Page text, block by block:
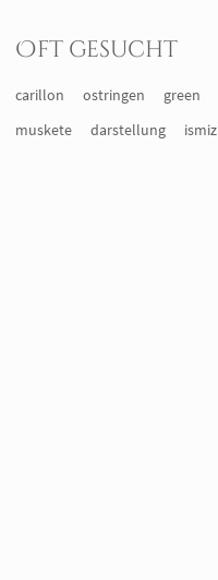
Oft gesucht
carillon ostringen green
muskete
darstellung ismiz